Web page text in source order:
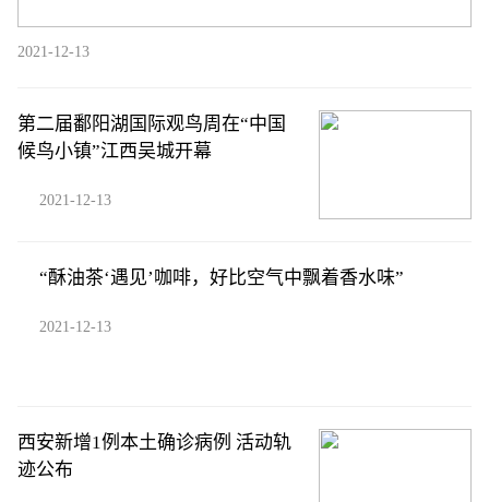
2021-12-13
第二届鄱阳湖国际观鸟周在“中国
候鸟小镇”江西吴城开幕
2021-12-13
“酥油茶‘遇见’咖啡，好比空气中飘着香水味”
2021-12-13
西安新增1例本土确诊病例 活动轨
迹公布